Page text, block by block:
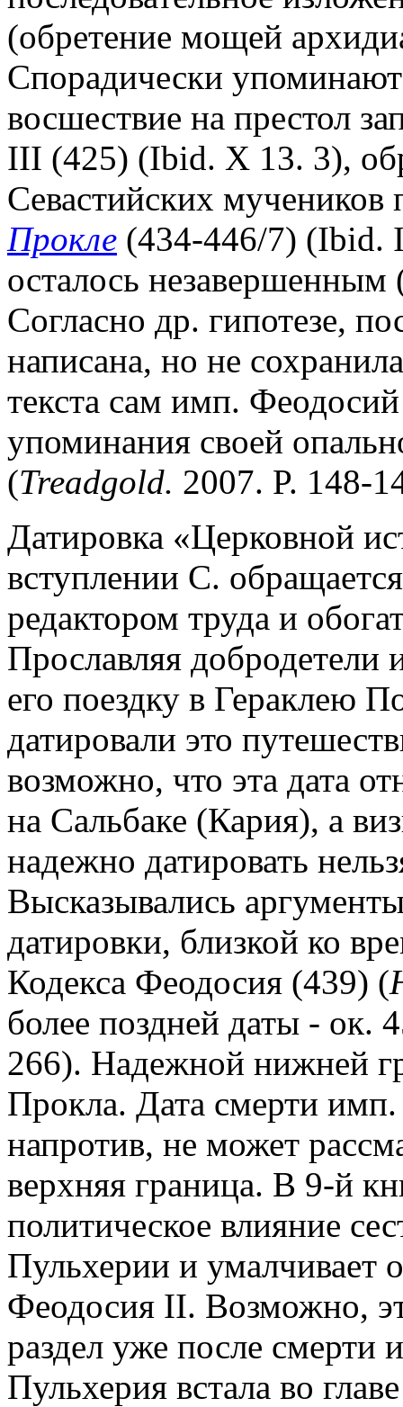
(обретение мощей
Спорадически
восшествие на престол
III (425) (Ibid. X 13. 3),
Севастийских мучеников
Прокле (434-446/7) (Ibid.
осталось незавершенным
Согласно др. гипотезе,
написана, но не
текста сам имп.
упоминания своей
(Treadgold. 2007. P. 148-
Датировка «Церковной
вступлении С.
редактором труда и
Прославляя
его поездку в Гераклею
датировали это
возможно, что эта дата
на Сальбаке (Кария), а
надежно датировать
Высказывались
датировки, близкой ко
Кодекса Феодосия (439) (
более поздней даты - ок.
266). Надежной нижней
Прокла. Дата смерти
напротив, не может
верхняя граница. В 9-й
политическое влияние
Пульхерии и умалчивает
Феодосия II. Возможно,
раздел уже после смерти
Пульхерия встала во